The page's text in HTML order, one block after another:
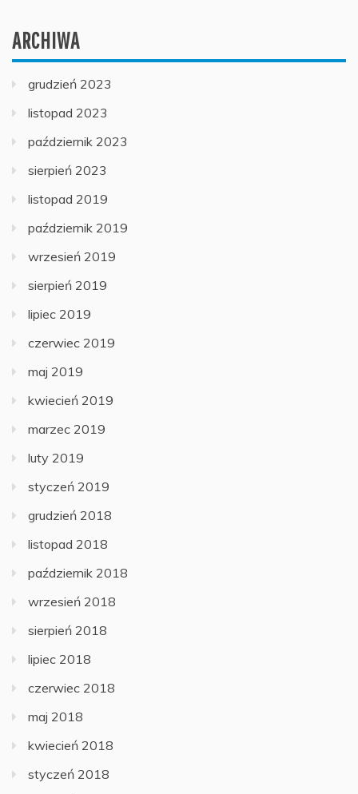
ARCHIWA
grudzień 2023
listopad 2023
październik 2023
sierpień 2023
listopad 2019
październik 2019
wrzesień 2019
sierpień 2019
lipiec 2019
czerwiec 2019
maj 2019
kwiecień 2019
marzec 2019
luty 2019
styczeń 2019
grudzień 2018
listopad 2018
październik 2018
wrzesień 2018
sierpień 2018
lipiec 2018
czerwiec 2018
maj 2018
kwiecień 2018
styczeń 2018